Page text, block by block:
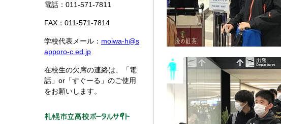
電話：011-571-7811
FAX：011-571-7814
学校代表メール： moiwa-h@s
apporo-c.ed.jp
在校生の欠席の連絡は、「電
話」or「すぐーる」のご使用
をお願いします。